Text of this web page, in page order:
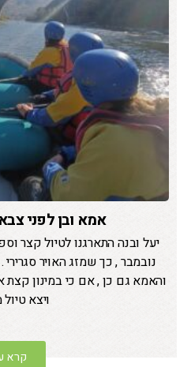
אמא ובן לפני
יעל ובנה התארגנו לטיול קצר
והאמא גם כן , אם כי במינון
ויצא
קרא